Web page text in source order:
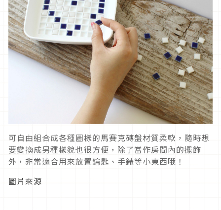
可自由組合成各種圖樣的馬賽克磚盤材質柔軟，隨時想
要變換成另種樣貌也很方便，除了當作房間內的擺飾
外，非常適合用來放置鑰匙、手錶等小東西哦！
圖片來源